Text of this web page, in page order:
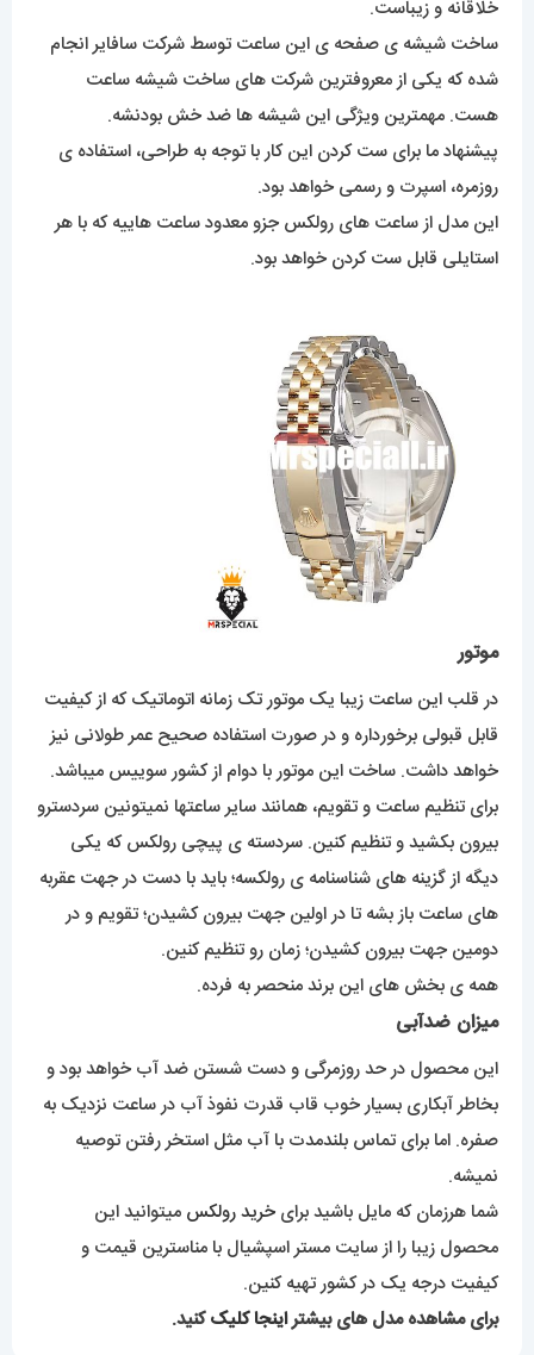
خلاقانه و زیباست.
ساخت شیشه ی صفحه ی این ساعت توسط شرکت سافایر انجام
شده که یکی از معروفترین شرکت های ساخت شیشه ساعت
هست. مهمترین ویژگی این شیشه ها ضد خش بودنشه.
پیشنهاد ما برای ست کردن این کار با توجه به طراحی، استفاده ی
روزمره، اسپرت و رسمی خواهد بود.
این مدل از ساعت های رولکس جزو معدود ساعت هاییه که با هر
استایلی قابل ست کردن خواهد بود.
موتور
در قلب این ساعت زیبا یک موتور تک زمانه اتوماتیک که از کیفیت
قابل قبولی برخورداره و در صورت استفاده صحیح عمر طولانی نیز
خواهد داشت. ساخت این موتور با دوام از کشور سوییس میباشد.
برای تنظیم ساعت و تقویم، همانند سایر ساعتها نمیتونین سردسترو
بیرون بکشید و تنظیم کنین. سردسته ی پیچی رولکس که یکی
دیگه از گزینه های شناسنامه ی رولکسه؛ باید با دست در جهت عقربه
های ساعت باز بشه تا در اولین جهت بیرون کشیدن؛ تقویم و در
دومین جهت بیرون کشیدن؛ زمان رو تنظیم کنین.
همه ی بخش های این برند منحصر به فرده.
میزان ضدآبی
این محصول در حد روزمرگی و دست شستن ضد آب خواهد بود و
بخاطر آبکاری بسیار خوب قاب قدرت نفوذ آب در ساعت نزدیک به
صفره. اما برای تماس بلندمدت با آب مثل استخر رفتن توصیه
نمیشه.
شما هرزمان که مایل باشید برای خرید رولکس میتوانید این
محصول زیبا را از سایت مستر اسپشیال با مناسترین قیمت و
کیفیت درجه یک در کشور تهیه کنین.
برای مشاهده مدل های بیشتراینجا کلیککنید.